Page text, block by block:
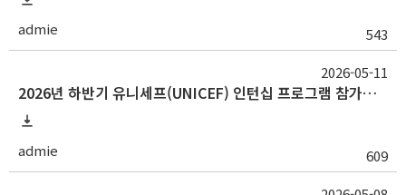
admie 543
2026년 하반기 유니세프(UNICEF) 인턴십 프로그램 참가자 모집
admie 609
2026-05-11